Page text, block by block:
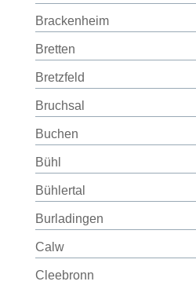
Brackenheim
Bretten
Bretzfeld
Bruchsal
Buchen
Bühl
Bühlertal
Burladingen
Calw
Cleebronn